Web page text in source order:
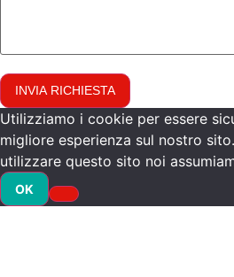
INVIA RICHIESTA
Utilizziamo i cookie per essere
migliore esperienza sul nostro
utilizzare questo sito noi
OK